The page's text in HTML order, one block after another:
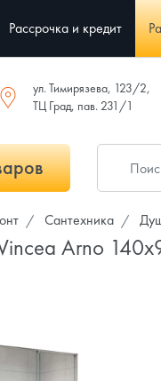
Рассрочка и кредит
ул. Тимирязева, 123/2,
ТЦ Град, пав. 231/1
Сантехника
Arno